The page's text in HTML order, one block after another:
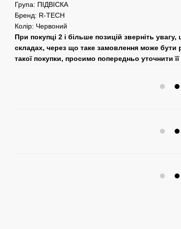
Група: ПІДВІСКА
Бренд: R-TECH
Колір: Червоний
При покупці 2 і більше позицій зверніть
складах, через що таке замовлення може бути
такої покупки, просимо попередньо уточнити